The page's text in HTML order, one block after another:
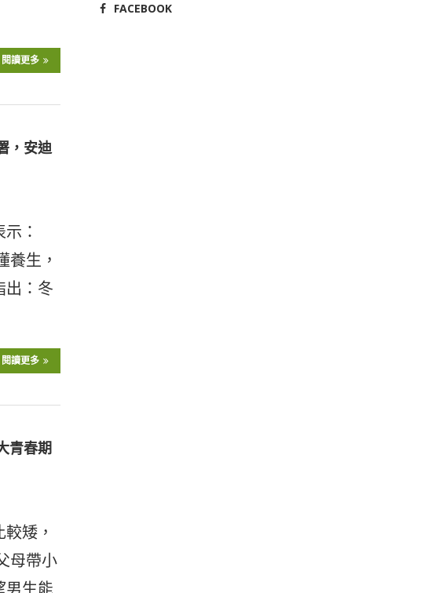
閱讀更多
，安迪
：
養生，
出：冬
閱讀更多
青春期
矮，
母帶小
男生能
FACEBOOK